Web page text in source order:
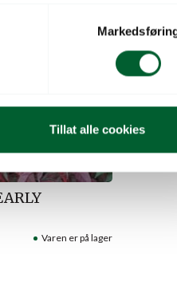
Tillat alle cookies
Varen er på lager